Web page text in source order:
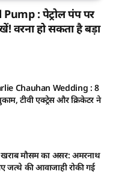
: पेट्रोल पंप पर
वरना हो सकता है बड़ा
Chauhan Wedding : 8
टीवी एक्ट्रेस और क्रिकेटर ने
मौसम का असर: अमरनाथ
जत्थे की आवाजाही रोकी गई